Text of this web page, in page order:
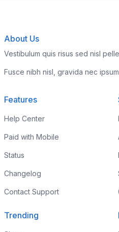
About Us
Vestibulum quis risus sed nisl
Fusce nibh nisl, gravida nec
Features
Help Center
Paid with Mobile
Status
Changelog
Contact Support
Trending